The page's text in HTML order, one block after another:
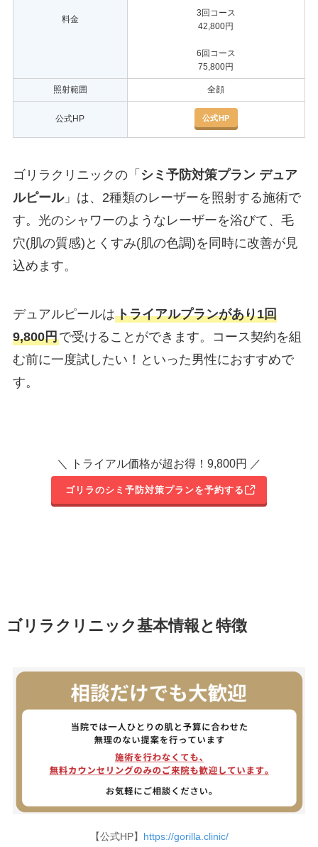
料金
3回コース
42,800円
6回コース
75,800円
照射範囲 全顔
公式HP 公式HP
ゴリラクリニックの「 シミ予防対策プラン デュア
ルピール」は、2種類のレーザーを照射する施術で
す。光のシャワーのようなレーザーを浴びて、毛
穴(肌の質感)とくすみ(肌の色調)を同時に改善が見
込めます。
デュアルピールはトライアルプランがあり1回
9,800円で受けることができます。コース契約を組
む前に一度試したい！といった男性におすすめで
す。
＼ トライアル価格が超お得！9,800円 ／
ゴリラのシミ予防対策プランを予約する
ゴリラクリニック基本情報と特徴
【公式HP】 https://gorilla.clinic/